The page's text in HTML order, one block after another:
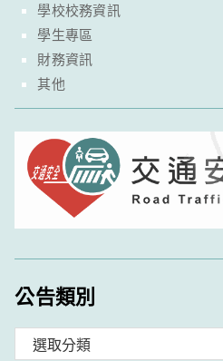
學校校務資訊
學生專區
財務資訊
其他
公告類別